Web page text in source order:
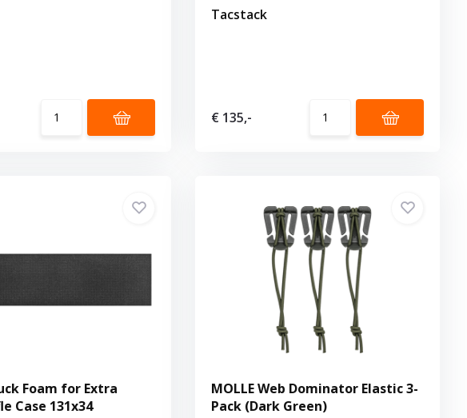
Tacstack
€ 135,-
Foam for Extra
Case 131x34
MOLLE Web Dominator Elastic 3-
Pack (Dark Green)